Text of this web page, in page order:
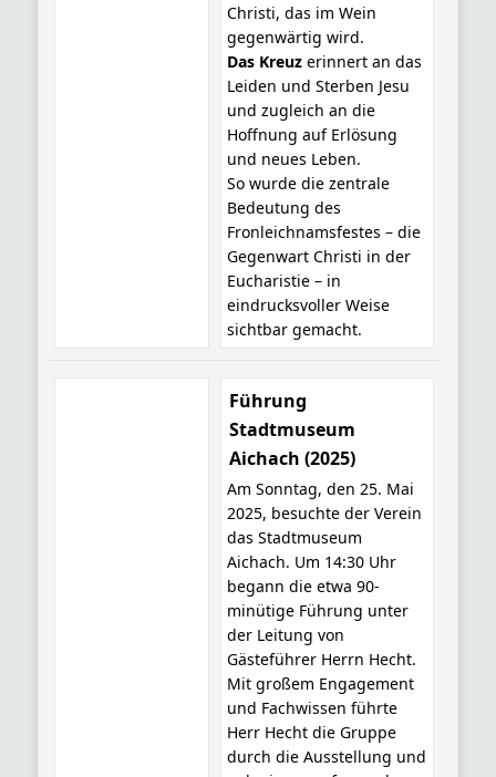
Christi, das im Wein
gegenwärtig wird.
Das Kreuz erinnert an das
Leiden und Sterben Jesu
und zugleich an die
Hoffnung auf Erlösung
und neues Leben.
So wurde die zentrale
Bedeutung des
Fronleichnamsfestes – die
Gegenwart Christi in der
Eucharistie – in
eindrucksvoller Weise
sichtbar gemacht.
Führung
Stadtmuseum
Aichach (2025)
Am Sonntag, den 25. Mai
2025, besuchte der Verein
das Stadtmuseum
Aichach. Um 14:30 Uhr
begann die etwa 90-
minütige Führung unter
der Leitung von
Gästeführer Herrn Hecht.
Mit großem Engagement
und Fachwissen führte
Herr Hecht die Gruppe
durch die Ausstellung und